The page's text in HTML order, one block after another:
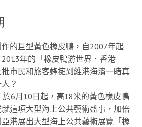
的巨型黃色橡皮鴨，自2007年起
年的「橡皮鴨游世界．香港
市民和旅客蜂擁到維港海濱一睹真
？
6月10日起，高18米的黃色橡皮鴨
這項大型海上公共藝術盛事，加倍
港展出大型海上公共藝術展覽「橡